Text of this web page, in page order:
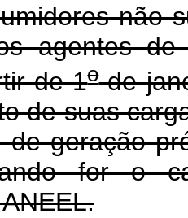
não
agentes
de 1ode
de suas
de geração
for o